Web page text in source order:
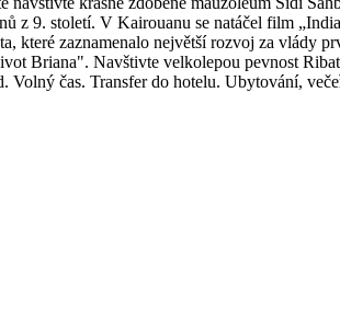
z 9. století. V Kairouanu se natáčel film
které zaznamenalo největší rozvoj za vlády
Briana". Navštivte velkolepou pevnost
Volný čas. Transfer do hotelu. Ubytování,